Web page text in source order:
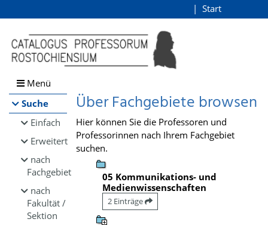
Browsen
direkt zum Inhalt
Start
Menü
Suche
Einfach
Erweitert
nach
Fachgebiet
nach
Fakultät /
Sektion
Über Fachgebiete browsen
Hier können Sie die Professoren und
Professorinnen nach Ihrem Fachgebiet
suchen.
05 Kommunikations- und
Medienwissenschaften
2 Einträge